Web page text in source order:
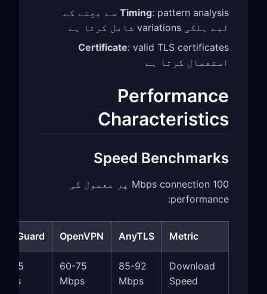
Timing : pattern analysis سے بچنے کے
لیے ہلکی variations شامل کرتا ہے
Certificate: valid TLS certificates
استعمال کرتا ہے
Performance
Characteristics
Speed Benchmarks
100 Mbps connection پر معمول کی
performance:
Metric
AnyTLS
OpenVPN
Download
Speed
85-92
Mbps
60-75
Mbps
95